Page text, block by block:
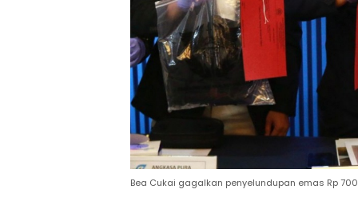
Bea Cukai gagalkan penyelundupan emas Rp